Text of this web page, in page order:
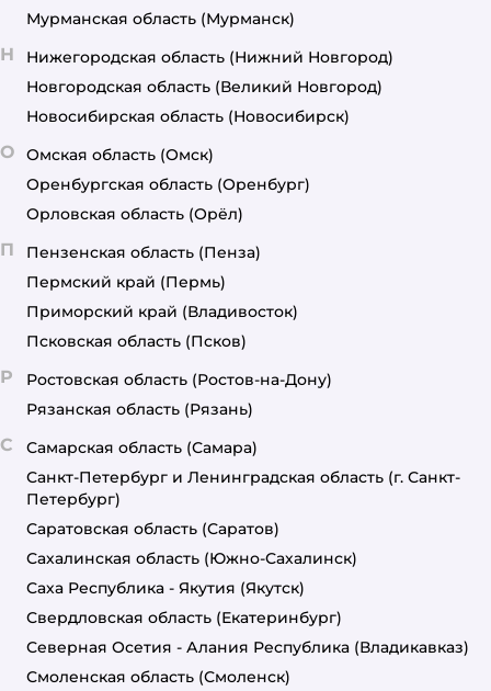
Мурманская область (Мурманск)
Н Нижегородская область (Нижний Новгород)
Новгородская область (Великий Новгород)
Новосибирская область (Новосибирск)
О Омская область (Омск)
Оренбургская область (Оренбург)
Орловская область (Орёл)
П Пензенская область (Пенза)
Пермский край (Пермь)
Приморский край (Владивосток)
Псковская область (Псков)
Р Ростовская область (Ростов-на-Дону)
Рязанская область (Рязань)
С Самарская область (Самара)
Санкт-Петербург и Ленинградская область (г. Санкт-
Петербург)
Саратовская область (Саратов)
Сахалинская область (Южно-Сахалинск)
Саха Республика - Якутия (Якутск)
Свердловская область (Екатеринбург)
Северная Осетия - Алания Республика (Владикавказ)
Смоленская область (Смоленск)